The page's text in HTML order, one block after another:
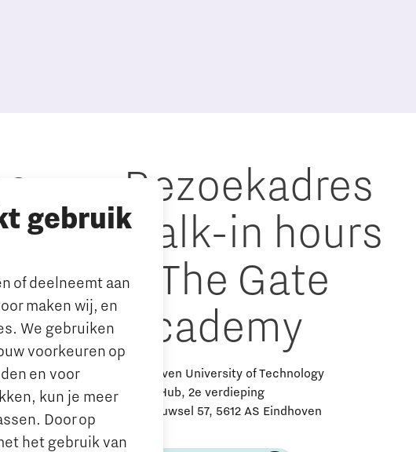
gebruik
of deelneemt aan
maken wij, en
We gebruiken
voorkeuren op
en voor
kun je meer
Door op
het gebruik van
Bezoekadres
walk-in hours
& The Gate
Academy
Eindhoven University of Technology
Alpha Hub, 2e verdieping
Het Eeuwsel 57, 5612 AS Eindhoven